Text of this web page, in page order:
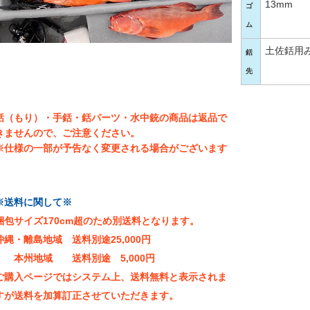
（もり）・手銛・銛パーツ・水中銃の商品は返品で
ませんので、ご注意ください。
様の一部が予告なく変更される場合がございます
料に関して※
包サイズ170cm超のため別送料となります。
縄・離島地域 送料別途25,000円
州地域 送料別途 5,000円
購入ページではシステム上、送料無料と表示されま
が送料を加算訂正させていただきます。
ゴ
ム
13mm
銛
先
土佐銛用